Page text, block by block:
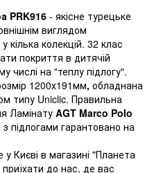
PRK916 - якісне турецьке
виглядом
кілька колекцій. 32 клас
покриття в дитячій
числі на "теплу підлогу".
1200х191мм, обладнана
типу Uniclic. Правильна
Ламінату AGT Marco Polo
підлогами гарантовано на
Києві в магазині "Планета
до нас, де вас